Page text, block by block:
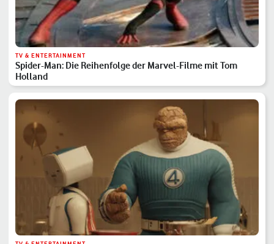
TV & ENTERTAINMENT
Spider-Man: Die Reihenfolge der Marvel-Filme mit Tom
Holland